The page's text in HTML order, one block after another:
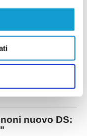
sono le
2026/2027 con
rossoblù ha annunciato
e Lorenzo Cimadamore,
nuovo DS: